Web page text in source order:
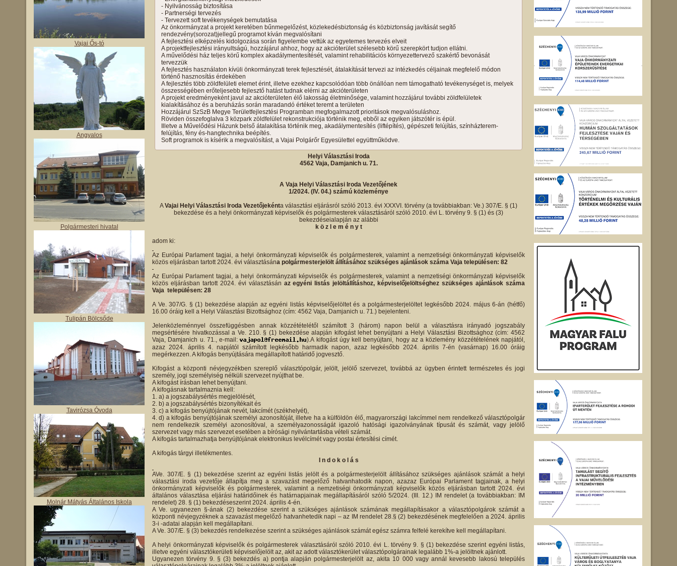
Vajai Ős-tó
Angyalos
Polgármesteri hivatal
Tulipán Bölcsőde
Tavirózsa Óvoda
Molnár Mátyás Általános Iskola
- Nyilvánosság biztosítása
- Partnerségi tervezés
- Tervezett soft tevékenységek bemutatása
Az önkormányzat a projekt keretében bűnmegelőzést, közlekedésbiztonság és közbiztonság javítását segítő
rendezvény(sorozat)jellegű programot kíván megvalósítani
A fejlesztési elképzelés kidolgozása során figyelembe vettük az egyetemes tervezés elveit
A projektfejlesztési irányultságú, hozzájárul ahhoz, hogy az akcióterület szélesebb körű szerepkört tudjon ellátni.
A művelődési ház teljes körű komplex akadálymentesítését, valamint rehabilitációs környezettervező szakértő bevonását
tervezzük
A fejlesztés használaton kívüli önkormányzati terek fejlesztését, átalakítását tervezi az intézkedés céljainak megfelelő módon
történő hasznosítás érdekében
A fejlesztés több zöldfelületi elemet érint, illetve ezekhez kapcsolódóan több önállóan nem támogatható tevékenységet is, melyek
összességében erőteljesebb fejlesztő hatást tudnak elérni az akcióterületen
A projekt eredményeként javul az akcióterületen élő lakosság életminősége, valamint hozzájárul további zöldfelületek
kialakításához és a beruházás során maradandó értéket teremt a területen
Hozzájárul SzSzB Megye Területfejlesztési Programban megfogalmazott prioritások megvalósuláshoz.
Röviden összefoglalva 3 közpark zöldfelület rekonstrukciója történik meg, ebből az egyiken játszótér is épül.
Illetve a Művelődési Házunk belső átalakítása történik meg, akadálymentesítés (liftépítés), gépészeti felújítás, színházterem-
felújítás, fény és-hangtechnika beépítés.
Soft programok is kísérik a megvalósítást, a Vajai Polgárőr Egyesülettel együttműködve.
Helyi Választási Iroda
4562 Vaja, Damjanich u. 71.
A Vaja Helyi Választási Iroda Vezetőjének
1/2024. (IV. 04.) számú közleménye
AVajai Helyi Választási Iroda Vezetőjekénta választási eljárásról szóló 2013. évi XXXVI. törvény (a továbbiakban: Ve.) 307/E. § (1)
bekezdése és a helyi önkormányzati képviselők és polgármesterek választásáról szóló 2010. évi L. törvény 9. § (1) és (3)
bekezdéseialapján az alábbi
k ö z l e m é n y t
adom ki:
Az Európai Parlament tagjai, a helyi önkormányzati képviselők és polgármesterek, valamint a nemzetiségi önkormányzati képviselők
közös eljárásban tartott 2024. évi választásána polgármesterjelölt állításához szükséges ajánlások száma Vaja településen: 82
Az Európai Parlament tagjai, a helyi önkormányzati képviselők és polgármesterek, valamint a nemzetiségi önkormányzati képviselők
közös eljárásban tartott 2024. évi választásán az egyéni listás jelöltállításhoz, képviselőjelöltséghez szükséges ajánlások száma
Vaja településen: 28
A Ve. 307/G. § (1) bekezdése alapján az egyéni listás képviselőjelöltet és a polgármesterjelöltet legkésőbb 2024. május 6-án (hétfő)
16.00 óráig kell a Helyi Választási Bizottsághoz (cím: 4562 Vaja, Damjanich u. 71.) bejelenteni.
Jelenközleménnyel összefüggésben annak közzétételétől számított 3 (három) napon belül a választásra irányadó jogszabály
megsértésére hivatkozással a Ve. 210. § (1) bekezdése alapján kifogást lehet benyújtani a Helyi Választási Bizottsághoz (cím: 4562
Vaja, Damjanich u. 71., e-mail:
).A kifogást úgy kell benyújtani, hogy az a közlemény közzétételének napjától,
azaz 2024. április 4. napjától számított legkésőbb harmadik napon, azaz legkésőbb 2024. április 7-én (vasárnap) 16.00 óráig
megérkezzen. A kifogás benyújtására megállapított határidő jogvesztő.
Kifogást a központi névjegyzékben szereplő választópolgár, jelölt, jelölő szervezet, továbbá az ügyben érintett természetes és jogi
személy, jogi személyiség nélküli szervezet nyújthat be.
A kifogást írásban lehet benyújtani.
A kifogásnak tartalmaznia kell:
a) a jogszabálysértés megjelölését,
b) a jogszabálysértés bizonyítékait és
c) a kifogás benyújtójának nevét, lakcímét (székhelyét),
d) a kifogás benyújtójának személyi azonosítóját, illetve ha a külföldön élő, magyarországi lakcímmel nem rendelkező választópolgár
nem rendelkezik személyi azonosítóval, a személyazonosságát igazoló hatósági igazolványának típusát és számát, vagy jelölő
szervezet vagy más szervezet esetében a bírósági nyilvántartásba vételi számát.
A kifogás tartalmazhatja benyújtójának elektronikus levélcímét vagy postai értesítési címét.
A kifogás tárgyi illetékmentes.
I n d o k o l á s
AVe. 307/E. § (1) bekezdése szerint az egyéni listás jelölt és a polgármesterjelölt állításához szükséges ajánlások számát a helyi
választási iroda vezetője állapítja meg a szavazást megelőző hatvanhatodik napon, azazaz Európai Parlament tagjainak, a helyi
önkormányzati képviselők és polgármesterek, valamint a nemzetiségi önkormányzati képviselők közös eljárásban tartott 2024. évi
általános választása eljárási határidőinek és határnapjainak megállapításáról szóló 5/2024. (III. 12.) IM rendelet (a továbbiakban: IM
rendelet) 28. § (1) bekezdéseszerint 2024. április 4-én.
A Ve. ugyanezen §-ának (2) bekezdése szerint a szükséges ajánlások számának megállapításakor a választópolgárok számát a
központi névjegyzéknek a szavazást megelőző hatvanhetedik napi – az IM rendelet 28.§ (2) bekezdésének megfelelően a 2024. április
3-i -adatai alapján kell megállapítani.
A Ve. 307/E. § (3) bekezdés rendelkezése szerint a szükséges ajánlások számát egész számra felfelé kerekítve kell megállapítani.
A helyi önkormányzati képviselők és polgármesterek választásáról szóló 2010. évi L. törvény 9. § (1) bekezdése szerint egyéni listás,
illetve egyéni választókerületi képviselőjelölt az, akit az adott választókerület választópolgárainak legalább 1%-a jelöltnek ajánlott.
Ugyanezen törvény 9. § (3) bekezdés a) pontja alapján polgármesterjelölt az, akita 10 000 vagy annál kevesebb lakosú település